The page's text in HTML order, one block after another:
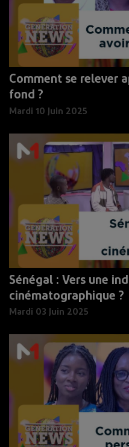
Comment se relever
fond ?
Mardi 10 Juin 2025
Sénégal : Vers une
cinématographique ?
Mardi 03 Juin 2025